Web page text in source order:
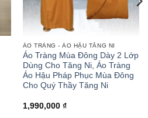
ÁO TRÀNG - ÁO HẬU TĂNG NI
Áo Tràng Mùa Đông Dày 2 Lớp
Dùng Cho Tăng Ni, Áo Tràng
Áo Hậu Pháp Phục Mùa Đông
Cho Quý Thầy Tăng Ni
1,990,000 ₫